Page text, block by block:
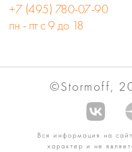
+7 (495) 780-07-90
пн - пт с 9 до 18
©Stormoff,
Вся информация на
характер и не